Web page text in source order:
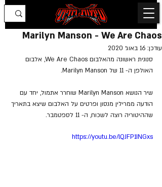
Marilyn Manson - We Are Chaos
עודכן: 16 באוג׳ 2020
סנונית ראשונה מהאלבום We Are Chaos, אלבום
האולפן ה- 11 של Marilyn Manson.
שיר הנושא Marilyn Manson שוחרר אתמול, יחד עם
הודעה ממרילין מנסון ופרטים על האלבום שיצא בתאריך
שההיטוריה רוצה לשכוח, ה- 11 לספטמבר.
https://youtu.be/lQJFP1INGxs